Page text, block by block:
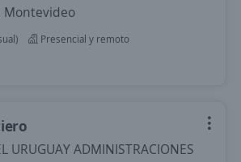
Montevideo
Presencial y remoto
URUGUAY ADMINISTRACIONES